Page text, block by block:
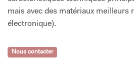
mais avec des matériaux meilleurs
électronique).
Nous contacter